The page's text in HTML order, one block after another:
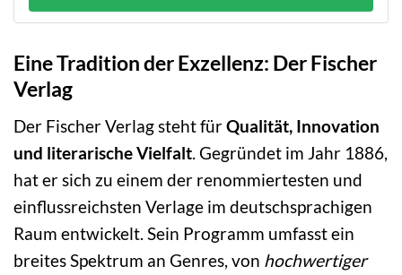
Eine Tradition der Exzellenz: Der Fischer
Verlag
Der Fischer Verlag steht fürQualität, Innovation
und literarische Vielfalt. Gegründet im Jahr 1886,
hat er sich zu einem der renommiertesten und
einflussreichsten Verlage im deutschsprachigen
Raum entwickelt. Sein Programm umfasst ein
breites Spektrum an Genres, von hochwertiger